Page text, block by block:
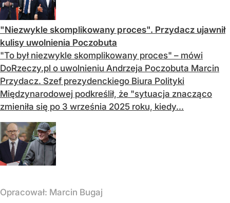
"Niezwykle skomplikowany proces". Przydacz ujawnił
kulisy uwolnienia Poczobuta
"To był niezwykle skomplikowany proces" – mówi
DoRzeczy.pl o uwolnieniu Andrzeja Poczobuta Marcin
Przydacz. Szef prezydenckiego Biura Polityki
Międzynarodowej podkreślił, że "sytuacja znacząco
zmieniła się po 3 września 2025 roku, kiedy...
Opracował: Marcin Bugaj